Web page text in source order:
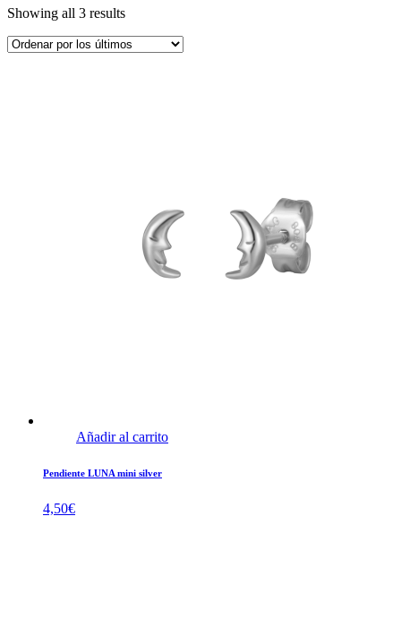
Showing all 3 results
Añadir al carrito
Pendiente LUNA mini silver
4,50€